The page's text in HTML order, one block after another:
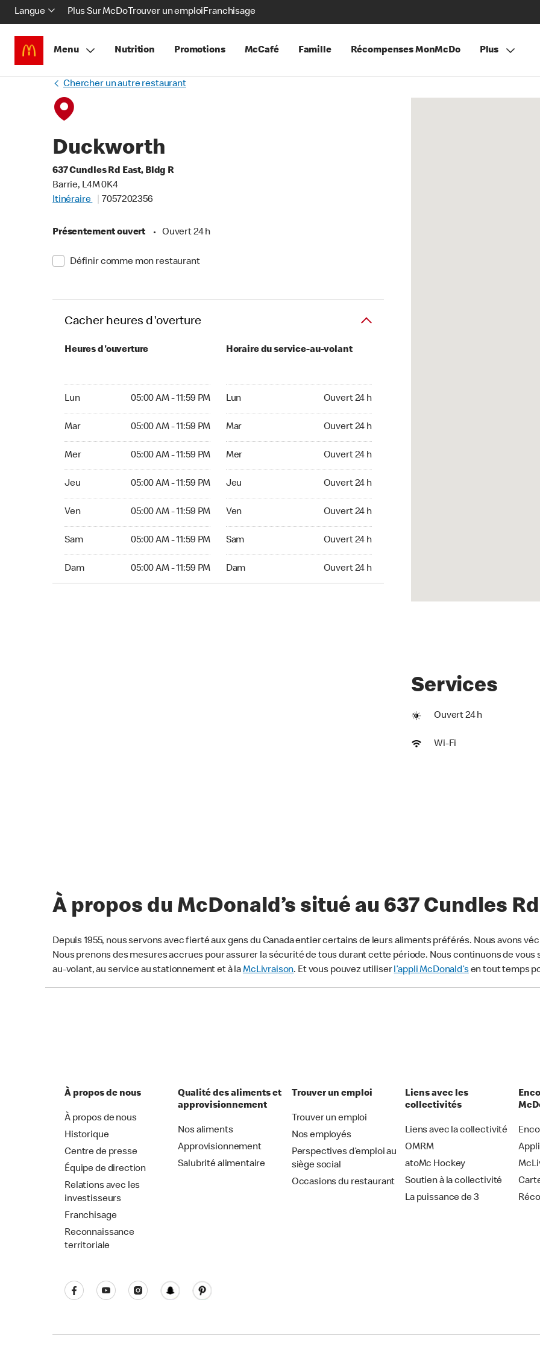
Langue Plus Sur McDoTrouver un emploiFranchisage
Menu Nutrition Promotions McCafé Famille Récompenses MonMcDo Plus
Chercher un autre restaurant
Duckworth
637 Cundles Rd East, Bldg R
Barrie, L4M 0K4
Itinéraire
7057202356
Présentement ouvert • Ouvert 24 h
Définir comme mon restaurant
Cacher heures d'overture
Heures d'ouverture
Lun 05:00 AM - 11:59 PM
Mar 05:00 AM - 11:59 PM
Mer 05:00 AM - 11:59 PM
Jeu 05:00 AM - 11:59 PM
Ven 05:00 AM - 11:59 PM
Sam 05:00 AM - 11:59 PM
Dam 05:00 AM - 11:59 PM
Horaire du service-au-volant
Lun Ouvert 24 h
Mar Ouvert 24 h
Mer Ouvert 24 h
Jeu Ouvert 24 h
Ven Ouvert 24 h
Sam Ouvert 24 h
Dam Ouvert 24 h
Services
Ouvert 24 h
Wi-Fi
À propos du McDonald’s situé au 637 Cundles
Depuis 1955, nous servons avec fierté aux gens du Canada entier certains de leurs aliments préférés. Nous avons
Nous prenons des mesures accrues pour assurer la sécurité de tous durant cette période. Nous continuons de
au-volant, au service au stationnement et à laMcLivraison. Et vous pouvez utiliserl’appli McDonald’sen tout temps
À propos de nous
À propos de nous
Historique
Centre de presse
Équipe de direction
Relations avec les
investisseurs
Franchisage
Reconnaissance
territoriale
Qualité des aliments et
approvisionnement
Nos aliments
Approvisionnement
Salubrité alimentaire
Trouver un emploi
Trouver un emploi
Nos employés
Perspectives d’emploi au
siège social
Occasions du restaurant
Liens avec les
collectivités
Liens avec la collectivité
OMRM
atoMc Hockey
Soutien à la collectivité
La puissance de 3